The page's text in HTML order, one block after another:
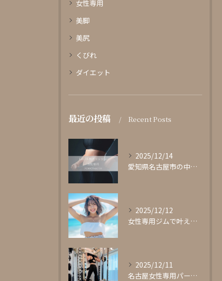
女性専用
美脚
美尻
くびれ
ダイエット
最近の投稿 Recent Posts
2025/12/14
愛知県名古屋市の中心部に位置する女性専用パーソナルジムgli...
2025/12/12
女性専用ジムで叶える理想の体型作り
2025/12/11
名古屋女性専用パーソナルジムglishグリッシュ